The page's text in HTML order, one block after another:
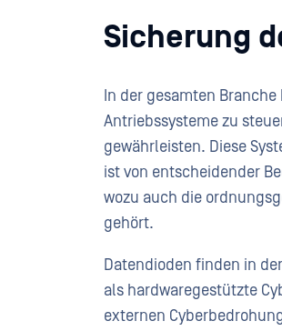
Sicherung
In der gesamten
Antriebssysteme zu
gewährleisten. Diese
ist von entscheidender
wozu auch die
gehört.
Datendioden finden in
als hardwaregestützte
externen